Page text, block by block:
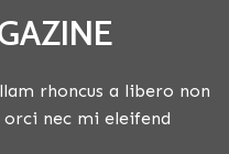
rhoncus a libero non
orci nec mi eleifend